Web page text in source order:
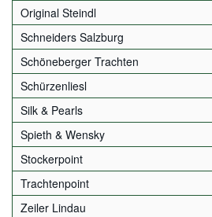
Original Steindl
Schneiders Salzburg
Schöneberger Trachten
Schürzenliesl
Silk & Pearls
Spieth & Wensky
Stockerpoint
Trachtenpoint
Zeiler Lindau